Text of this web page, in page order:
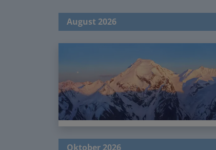
August 2026
Oktober 2026